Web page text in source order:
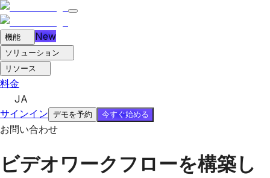
機能 New
ソリューション
リソース
料金
JA
サインイン デモを予約 今すぐ始める
お問い合わせ
ビデオワークフローを構築し